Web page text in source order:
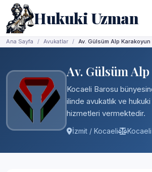
Hukuki Uzman
Ana Sayfa Avukatlar Av. Gülsüm Alp Karakoyun
Av. Gülsüm
Kocaeli Barosu
ilinde avukatlık ve hukuki
hizmetleri vermektedir.
İzmit / Kocaeli